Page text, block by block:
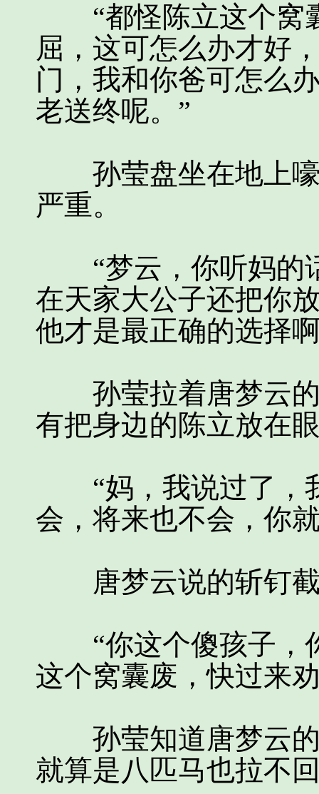
“都怪陈立这个窝
屈，这可怎么办才好
门，我和你爸可怎么
老送终呢。”
孙莹盘坐在地上嚎
严重。
“梦云，你听妈的
在天家大公子还把你
他才是最正确的选择
孙莹拉着唐梦云的
有把身边的陈立放在
“妈，我说过了，
会，将来也不会，你
唐梦云说的斩钉
“你这个傻孩子，
这个窝囊废，快过来
孙莹知道唐梦云的
就算是八匹马也拉不